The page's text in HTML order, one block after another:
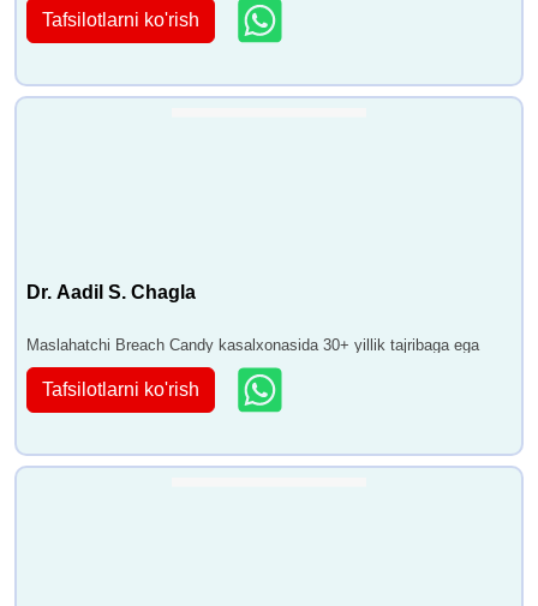
Tafsilotlarni ko'rish
Dr. Aadil S. Chagla
Maslahatchi Breach Candy kasalxonasida 30+ yillik tajribaga ega
Tafsilotlarni ko'rish